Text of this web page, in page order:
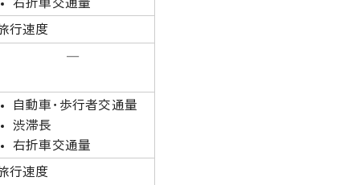
右折車交通量
行速度
―
自動車・歩行者交通量
渋滞長
右折車交通量
行速度